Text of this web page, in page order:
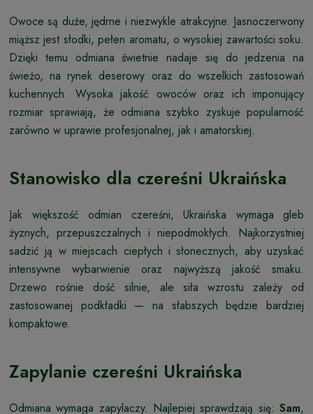
Owoce są duże, jędrne i niezwykle atrakcyjne. Jasnoczerwony
miąższ jest słodki, pełen aromatu, o wysokiej zawartości soku.
Dzięki temu odmiana świetnie nadaje się do jedzenia na
świeżo, na rynek deserowy oraz do wszelkich zastosowań
kuchennych. Wysoka jakość owoców oraz ich imponujący
rozmiar sprawiają, że odmiana szybko zyskuje popularność
zarówno w uprawie profesjonalnej, jak i amatorskiej.
Stanowisko dla czereśni Ukraińska
Jak większość odmian czereśni, Ukraińska wymaga gleb
żyznych, przepuszczalnych i niepodmokłych. Najkorzystniej
sadzić ją w miejscach ciepłych i słonecznych, aby uzyskać
intensywne wybarwienie oraz najwyższą jakość smaku.
Drzewo rośnie dość silnie, ale siła wzrostu zależy od
zastosowanej podkładki — na słabszych będzie bardziej
kompaktowe.
Zapylanie czereśni Ukraińska
Odmiana wymaga zapylaczy. Najlepiej sprawdzają się: Sam,